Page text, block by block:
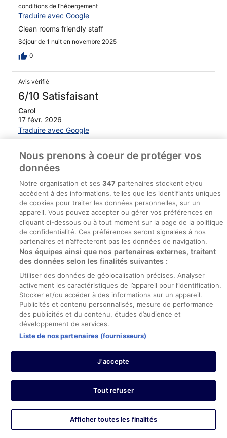
conditions de l’hébergement
Traduire avec Google
Clean rooms friendly staff
Séjour de 1 nuit en novembre 2025
0
Avis vérifié
6/10 Satisfaisant
Carol
17 févr. 2026
Traduire avec Google
Could provide coffe and milk. 37 chf for buffet breakfast,
thats 70 dollars Canadian each person. Pricey for an
airport hotel
Séjour de 1 nuit en février 2026
0
Avis vérifié
6/10 Satisfaisant
Francisco
24 févr. 2026
Traduire avec Google
That whas ok
Séjour de 1 nuit en janvier 2026
0
Walaa
2 nov. 2025
Les points forts : Propreté, équipements, infrastructures et
Traduire avec Google
Good hotel for overnight layover.
Nous prenons à coeur de protéger vos
données
Notre organisation et ses347 partenaires stockent et/ou
accèdent à des informations, telles que les identifiants uniques
de cookies pour traiter les données personnelles, sur un
appareil. Vous pouvez accepter ou gérer vos préférences en
cliquant ci-dessous ou à tout moment sur la page de la politique
de confidentialité. Ces préférences seront signalées à nos
partenaires et n’affecteront pas les données de navigation.
Nos équipes ainsi que nos partenaires externes, traitent
des données selon les finalités suivantes :
Utiliser des données de géolocalisation précises. Analyser
activement les caractéristiques de l’appareil pour l’identification.
Stocker et/ou accéder à des informations sur un appareil.
Publicités et contenu personnalisés, mesure de performance
des publicités et du contenu, études d’audience et
développement de services.
Liste de nos partenaires (fournisseurs)
J'accepte
Tout refuser
Afficher toutes les finalités